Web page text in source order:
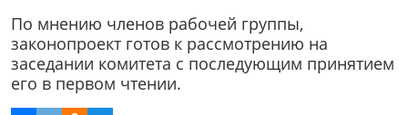
По мнению членов рабочей группы,
законопроект готов к рассмотрению на
заседании комитета с последующим принятием
его в первом чтении.